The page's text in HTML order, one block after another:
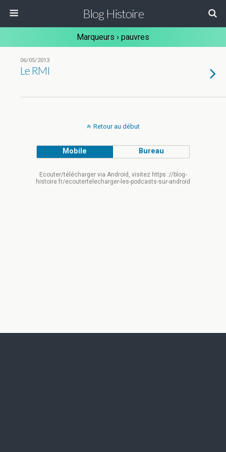
Blog Histoire
Marqueurs › pauvres
06/05/2013
Le RMI
Retour au début
Mobile Bureau
Ecouter/télécharger via Android, visitez https ://blog-
histoire.fr/ecoutertelecharger-les-podcasts-sur-android